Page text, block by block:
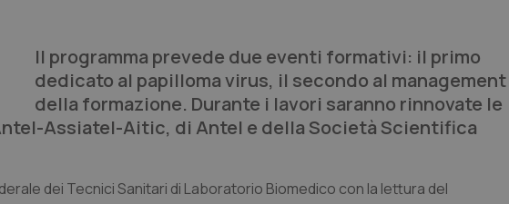
Il programma prevede due eventi formativi: il primo
dedicato al papilloma virus, il secondo al management
della formazione. Durante i lavori saranno rinnovate le
Assiatel-Aitic, di Antel e della Società Scientifica
dei Tecnici Sanitari di Laboratorio Biomedico con la lettura del